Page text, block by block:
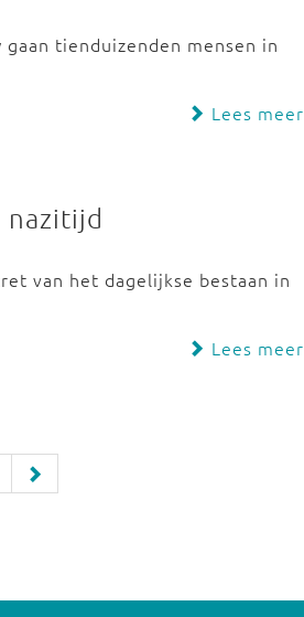
tienduizenden mensen in
Lees meer
nazitijd
van het dagelijkse bestaan in
Lees meer